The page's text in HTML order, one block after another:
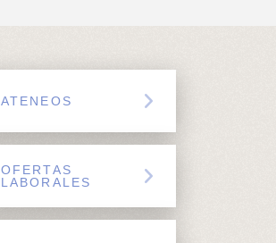
ATENEOS
OFERTAS
LABORALES